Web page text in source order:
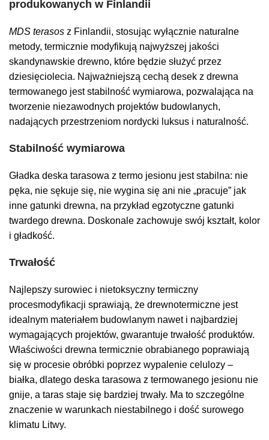
produkowanych w Finlandii
MDS terasos z Finlandii, stosując wyłącznie naturalne
metody, termicznie modyfikują najwyższej jakości
skandynawskie drewno, które będzie służyć przez
dziesięciolecia. Najważniejszą cechą desek z drewna
termowanego jest stabilność wymiarowa, pozwalająca na
tworzenie niezawodnych projektów budowlanych,
nadających przestrzeniom nordycki luksus i naturalność.
Stabilność wymiarowa
Gładka deska tarasowa z termo jesionu jest stabilna: nie
pęka, nie sękuje się, nie wygina się ani nie „pracuje” jak
inne gatunki drewna, na przykład egzotyczne gatunki
twardego drewna. Doskonale zachowuje swój kształt, kolor
i gładkość.
Trwałość
Najlepszy surowiec i nietoksyczny termiczny
procesmodyfikacji sprawiają, że drewnotermiczne jest
idealnym materiałem budowlanym nawet i najbardziej
wymagających projektów, gwarantuje trwałość produktów.
Właściwości drewna termicznie obrabianego poprawiają
się w procesie obróbki poprzez wypalenie celulozy –
białka, dlatego deska tarasowa z termowanego jesionu nie
gnije, a taras staje się bardziej trwały. Ma to szczególne
znaczenie w warunkach niestabilnego i dość surowego
klimatu Litwy.